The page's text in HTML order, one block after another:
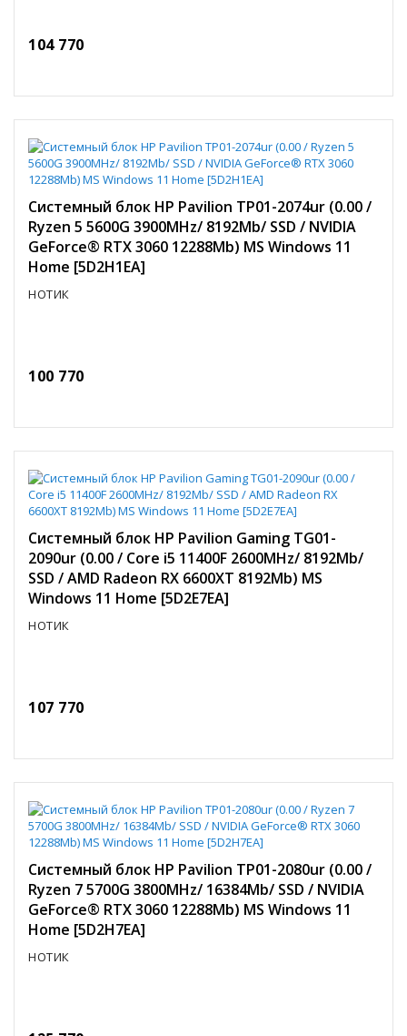
104 770
Системный блок HP Pavilion TP01-2074ur (0.00 /
Ryzen 5 5600G 3900MHz/ 8192Mb/ SSD / NVIDIA
GeForce® RTX 3060 12288Mb) MS Windows 11
Home [5D2H1EA]
НОТИК
100 770
Системный блок HP Pavilion Gaming TG01-
2090ur (0.00 / Core i5 11400F 2600MHz/ 8192Mb/
SSD / AMD Radeon RX 6600XT 8192Mb) MS
Windows 11 Home [5D2E7EA]
НОТИК
107 770
Системный блок HP Pavilion TP01-2080ur (0.00 /
Ryzen 7 5700G 3800MHz/ 16384Mb/ SSD / NVIDIA
GeForce® RTX 3060 12288Mb) MS Windows 11
Home [5D2H7EA]
НОТИК